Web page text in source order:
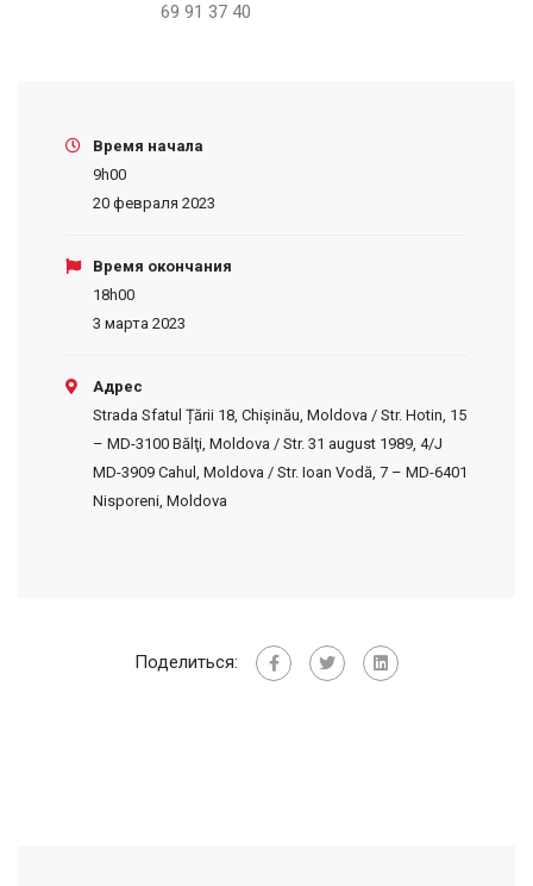
69 91 37 40
Время начала
9h00
20 февраля 2023
Время окончания
18h00
3 марта 2023
Адрес
Strada Sfatul Țării 18, Chișinău, Moldova / Str. Hotin, 15
– MD-3100 Bălţi, Moldova / Str. 31 august 1989, 4/J
MD-3909 Cahul, Moldova / Str. Ioan Vodă, 7 – MD-6401
Nisporeni, Moldova
Поделиться: